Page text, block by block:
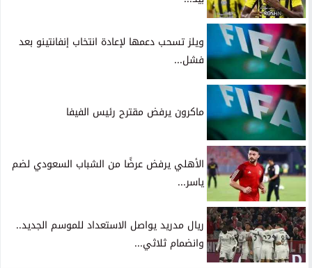
ويلز تسحب دعمها لإعادة انتخاب إنفانتينو بعد
فشل...
ماكرون يرفض مقترح رئيس الفيفا
الأهلي يرفض عرضًا من الشباب السعودي لضم
ياسر...
ريال مدريد يواصل الاستعداد للموسم الجديد..
وانضمام ثلاثي...